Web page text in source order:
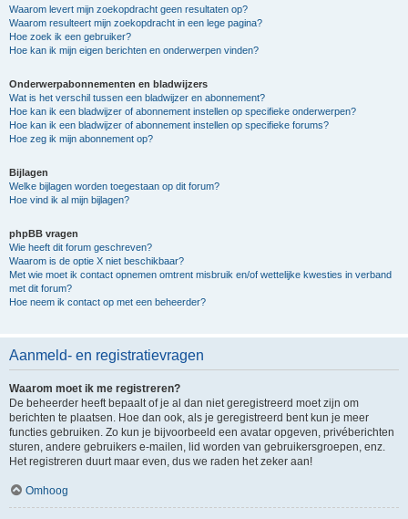
Waarom levert mijn zoekopdracht geen resultaten op?
Waarom resulteert mijn zoekopdracht in een lege pagina?
Hoe zoek ik een gebruiker?
Hoe kan ik mijn eigen berichten en onderwerpen vinden?
Onderwerpabonnementen en bladwijzers
Wat is het verschil tussen een bladwijzer en abonnement?
Hoe kan ik een bladwijzer of abonnement instellen op specifieke onderwerpen?
Hoe kan ik een bladwijzer of abonnement instellen op specifieke forums?
Hoe zeg ik mijn abonnement op?
Bijlagen
Welke bijlagen worden toegestaan op dit forum?
Hoe vind ik al mijn bijlagen?
phpBB vragen
Wie heeft dit forum geschreven?
Waarom is de optie X niet beschikbaar?
Met wie moet ik contact opnemen omtrent misbruik en/of wettelijke kwesties in verband
met dit forum?
Hoe neem ik contact op met een beheerder?
Aanmeld- en registratievragen
Waarom moet ik me registreren?
De beheerder heeft bepaalt of je al dan niet geregistreerd moet zijn om
berichten te plaatsen. Hoe dan ook, als je geregistreerd bent kun je meer
functies gebruiken. Zo kun je bijvoorbeeld een avatar opgeven, privéberichten
sturen, andere gebruikers e-mailen, lid worden van gebruikersgroepen, enz.
Het registreren duurt maar even, dus we raden het zeker aan!
Omhoog